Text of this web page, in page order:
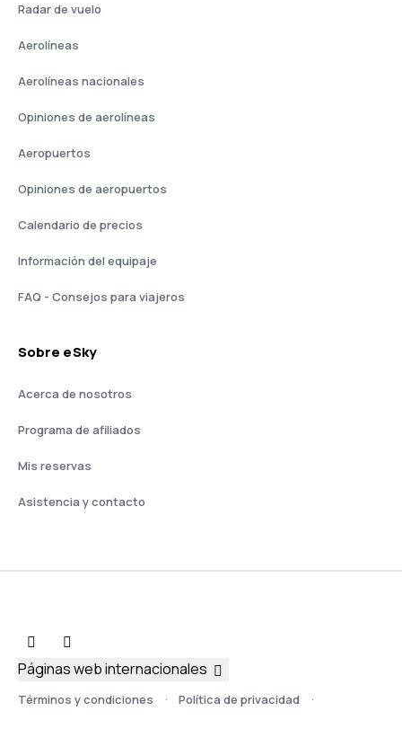
Radar de vuelo
Aerolíneas
Aerolíneas nacionales
Opiniones de aerolíneas
Aeropuertos
Opiniones de aeropuertos
Calendario de precios
Información del equipaje
FAQ - Consejos para viajeros
Sobre eSky
Acerca de nosotros
Programa de afiliados
Mis reservas
Asistencia y contacto
Términos y condiciones Política de privacidad
Páginas web internacionales